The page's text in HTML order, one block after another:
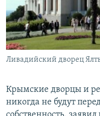
ПОБЕДИТЕЛЕЙ НЕ СУДЯТ?
КРЫМ.НЕПОКОРЕННЫЙ
ELIFBE
УКРАИНСКАЯ ПРОБЛЕМА
ПРИСОЕДИНЯЙТЕСЬ!
Ливадийский дворец
Крымские дворцы и
никогда не будут